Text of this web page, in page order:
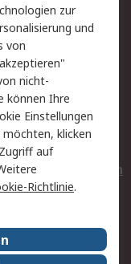
Batterien
zur
und
von
nicht-
können Ihre
Einstellungen
klicken
auf
Richtlinie.